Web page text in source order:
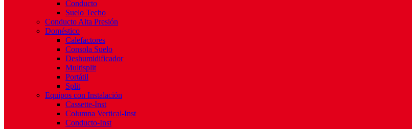
Conducto
Suelo Techo
Conducto Alta Presión
Doméstico
Calefactores
Consola Suelo
Deshumidificador
Multisplit
Portátil
Split
Equipos con Instalación
Cassette-Inst
Columna Vertical-Inst
Conducto-Inst